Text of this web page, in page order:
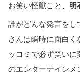
お笑い怪獣こと、 明
誰がどんな発言をし
さんは瞬時に面白
ッコミで必ず笑い
のエンターテインメ